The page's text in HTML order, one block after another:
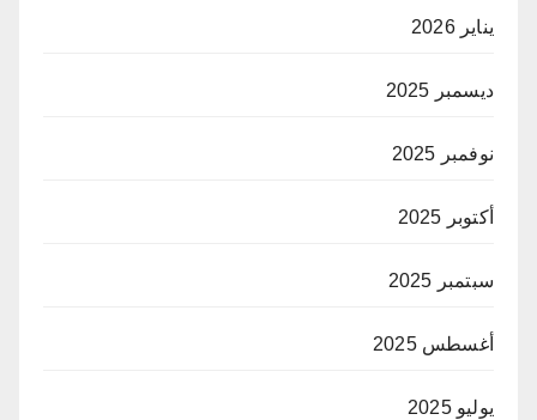
يناير 2026
ديسمبر 2025
نوفمبر 2025
أكتوبر 2025
سبتمبر 2025
أغسطس 2025
يوليو 2025